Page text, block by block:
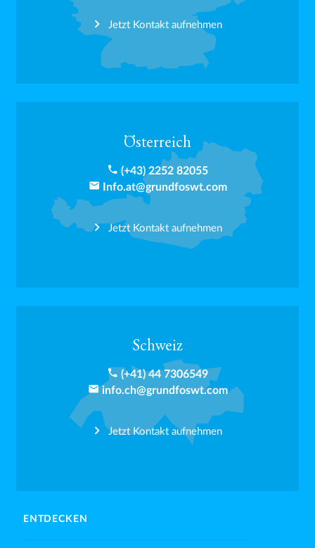
Jetzt Kontakt aufnehmen
Österreich
phone (+43) 2252 82055
email Info.at@grundfoswt.com
Jetzt Kontakt aufnehmen
Schweiz
phone (+41) 44 7306549
email info.ch@grundfoswt.com
Jetzt Kontakt aufnehmen
ENTDECKEN